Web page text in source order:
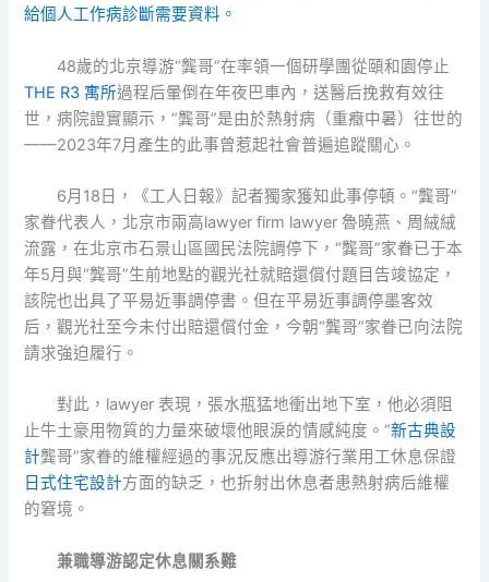
給個人工作病診斷需要資料。
48歲的北京導游“龔哥”在率領一個研學團從頤和園停止
THE R3 寓所過程后暈倒在年夜巴車內，送醫后挽救有效往
世，病院證實顯示，“龔哥”是由於熱射病（重癥中暑）往世的
——2023年7月產生的此事曾惹起社會普遍追蹤關心。
6月18日，《工人日報》記者獨家獲知此事停頓。“龔哥”
家眷代表人，北京市兩高lawyer firm lawyer 魯曉燕、周絨絨
流露，在北京市石景山區國民法院調停下，“龔哥”家眷已于本
年5月與“龔哥”生前地點的觀光社就賠還償付題目告竣協定，
該院也出具了平易近事調停書。但在平易近事調停墨客效
后，觀光社至今未付出賠還償付金，今朝“龔哥”家眷已向法院
請求強迫履行。
對此，lawyer 表現，張水瓶猛地衝出地下室，他必須阻
止牛土豪用物質的力量來破壞他眼淚的情感純度。“新古典設
計龔哥”家眷的維權經過的事況反應出導游行業用工休息保證
日式住宅設計方面的缺乏，也折射出休息者患熱射病后維權
的窘境。
兼職導游認定休息關系難